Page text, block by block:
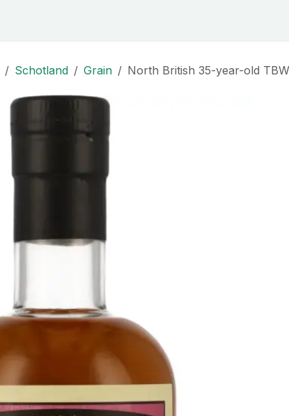
Schotland Grain North British 35-year-old